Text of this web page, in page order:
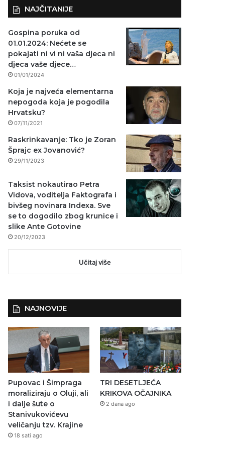
NAJČITANIJE
Gospina poruka od
01.01.2024: Nećete se
pokajati ni vi ni vaša djeca ni
djeca vaše djece…
01/01/2024
Koja je najveća elementarna
nepogoda koja je pogodila
Hrvatsku?
07/11/2021
Raskrinkavanje: Tko je Zoran
Šprajc ex Jovanović?
29/11/2023
Taksist nokautirao Petra
Vidova, voditelja Faktografa i
bivšeg novinara Indexa. Sve
se to dogodilo zbog krunice i
slike Ante Gotovine
20/12/2023
Učitaj više
NAJNOVIJE
Pupovac i Šimpraga
moraliziraju o Oluji, ali
i dalje šute o
Stanivukovićevu
veličanju tzv. Krajine
18 sati ago
TRI DESETLJEĆA
KRIKOVA OČAJNIKA
2 dana ago